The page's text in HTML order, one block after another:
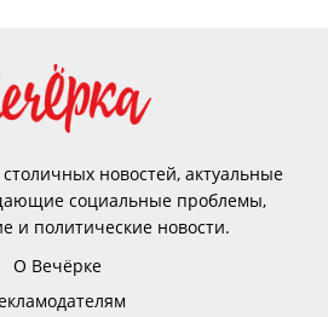
новостей, актуальные
социальные проблемы,
и политические новости.
О Вечёрке